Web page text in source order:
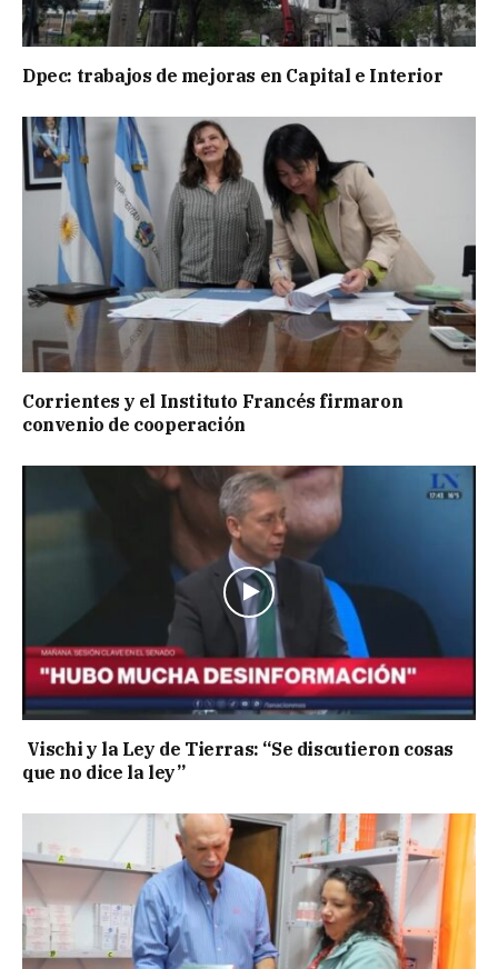
Dpec: trabajos de mejoras en Capital e Interior
Corrientes y el Instituto Francés firmaron
convenio de cooperación
Vischi y la Ley de Tierras: “Se discutieron cosas
que no dice la ley”